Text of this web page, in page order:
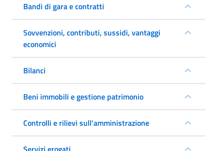
Bandi di gara e contratti
Sovvenzioni, contributi, sussidi, vantaggi
economici
Bilanci
Beni immobili e gestione patrimonio
Controlli e rilievi sull'amministrazione